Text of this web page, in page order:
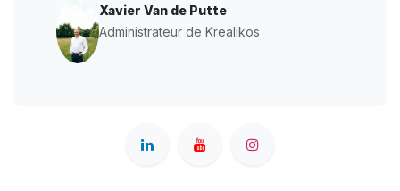
Xavier Van de Putte
Administrateur de Krealikos